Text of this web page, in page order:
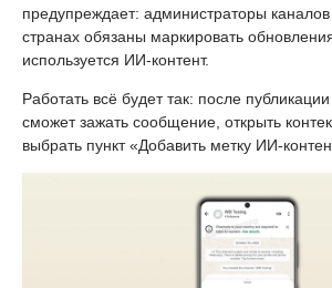
предупреждает: администраторы
странах обязаны маркировать
используется ИИ-контент.
Работать всё будет так: после
сможет зажать сообщение, открыть
выбрать пункт «Добавить метку ИИ-